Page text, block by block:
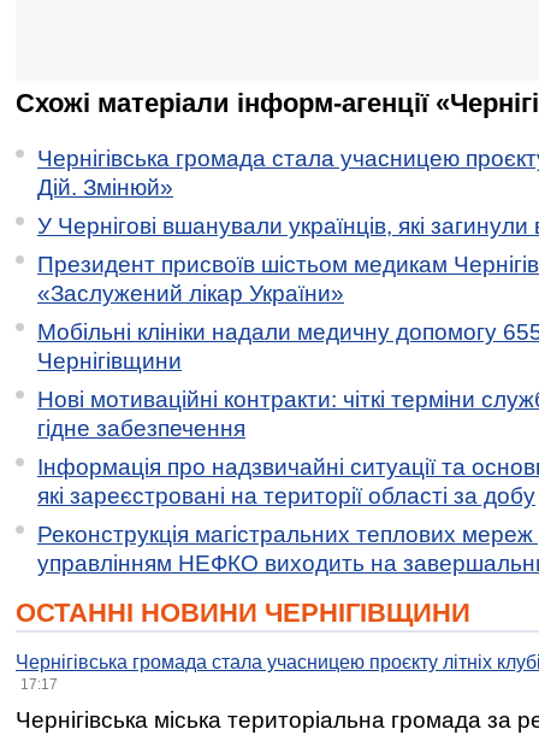
Схожі матеріали інформ-агенції
Чернігівська громада стала учасницею
Дій. Змінюй»
У Чернігові вшанували українців, які загинули
Президент присвоїв шістьом медикам
«Заслужений лікар України»
Мобільні клініки надали медичну допомогу
Чернігівщини
Нові мотиваційні контракти: чіткі терміни
гідне забезпечення
Інформація про надзвичайні ситуації та
які зареєстровані на території області за добу
Реконструкція магістральних теплових мереж
управлінням НЕФКО виходить на
ОСТАННІ НОВИНИ ЧЕРНІГІВЩИНИ
Чернігівська громада стала учасницею проєкту літніх
17:17
Чернігівська міська територіальна громада за